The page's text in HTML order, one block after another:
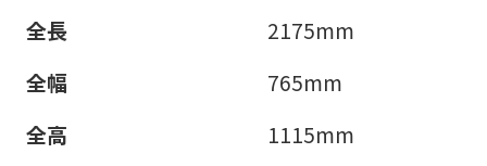
全長
2175mm
全幅
765mm
全高
1115mm